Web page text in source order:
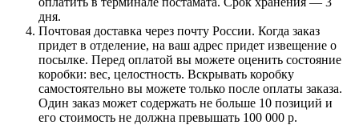
дня.
Почтовая доставка через почту России. Когда заказ
придет в отделение, на ваш адрес придет извещение о
посылке. Перед оплатой вы можете оценить состояние
коробки: вес, целостность. Вскрывать коробку
самостоятельно вы можете только после оплаты заказа.
Один заказ может содержать не больше 10 позиций и
его стоимость не должна превышать 100 000 р.